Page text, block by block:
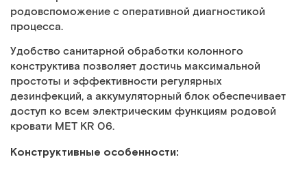
родовспоможение с оперативной диагностикой
процесса.
Удобство санитарной обработки колонного
конструктива позволяет достичь максимальной
простоты и эффективности регулярных
дезинфекций, а аккумуляторный блок обеспечивает
доступ ко всем электрическим функциям родовой
кровати MET KR 06.
Конструктивные особенности: